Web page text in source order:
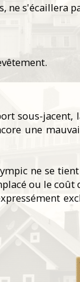
ne s'écaillera
sous-jacent,
une
ne se
ou le coût